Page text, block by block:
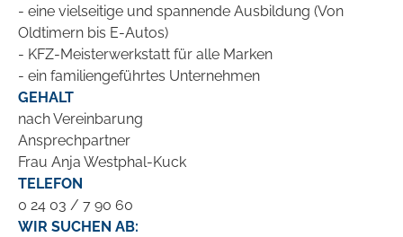
- eine vielseitige und spannende Ausbildung (Von
Oldtimern bis E-Autos)
- KFZ-Meisterwerkstatt für alle Marken
- ein familiengeführtes Unternehmen
GEHALT
nach Vereinbarung
Ansprechpartner
Frau Anja Westphal-Kuck
TELEFON
0 24 03 / 7 90 60
WIR SUCHEN AB: